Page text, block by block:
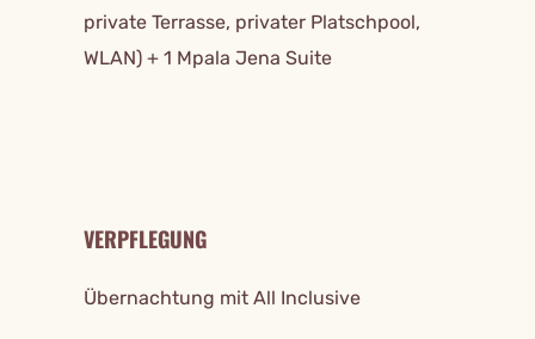
private Terrasse, privater Platschpool,
WLAN) + 1 Mpala Jena Suite
VERPFLEGUNG
Übernachtung mit All Inclusive